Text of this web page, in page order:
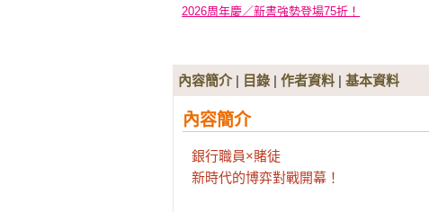
組）：風味裡隱含
2026周年慶／新書強勢登場75折！
內容簡介| 目錄 | 作者資料 | 基本資料
內容簡介
銀行職員×賭徒
新時代的博弈對戰開幕！